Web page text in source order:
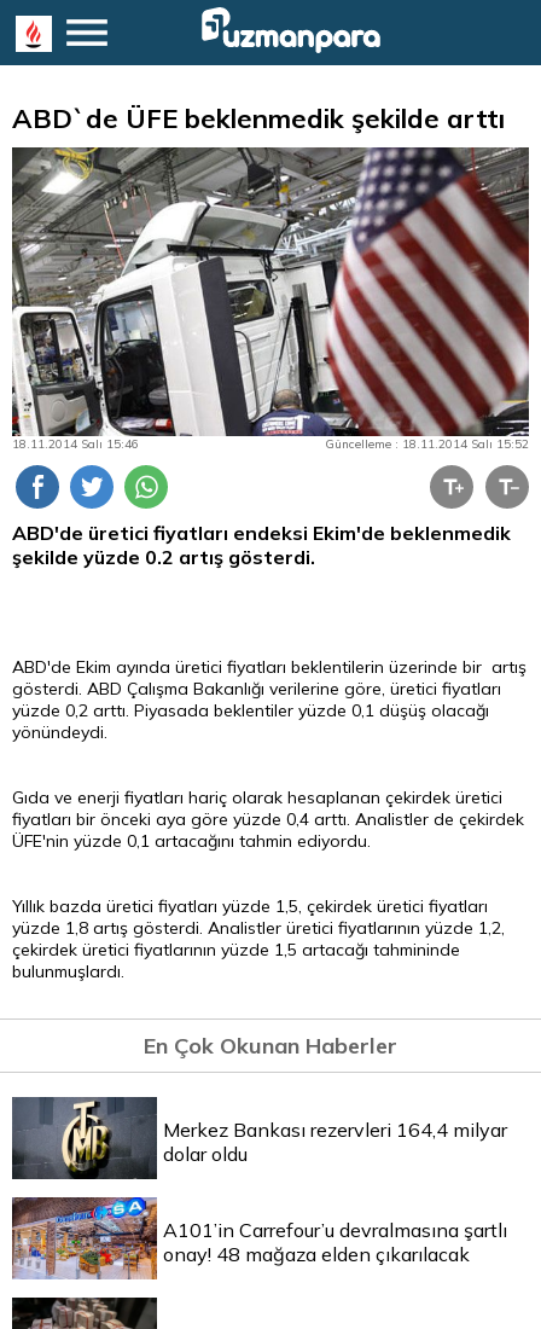
ABD`de ÜFE beklenmedik şekilde arttı
18.11.2014 Salı 15:46 Güncelleme : 18.11.2014 Salı 15:52
ABD'de üretici fiyatları endeksi Ekim'de beklenmedik
şekilde yüzde 0.2 artış gösterdi.
ABD'de Ekim ayında üretici fiyatları beklentilerin üzerinde bir artış
gösterdi. ABD Çalışma Bakanlığı verilerine göre, üretici fiyatları
yüzde 0,2 arttı. Piyasada beklentiler yüzde 0,1 düşüş olacağı
yönündeydi.
Gıda ve enerji fiyatları hariç olarak hesaplanan çekirdek üretici
fiyatları bir önceki aya göre yüzde 0,4 arttı. Analistler de çekirdek
ÜFE'nin yüzde 0,1 artacağını tahmin ediyordu.
Yıllık bazda üretici fiyatları yüzde 1,5, çekirdek üretici fiyatları
yüzde 1,8 artış gösterdi. Analistler üretici fiyatlarının yüzde 1,2,
çekirdek üretici fiyatlarının yüzde 1,5 artacağı tahmininde
bulunmuşlardı.
En Çok Okunan Haberler
Merkez Bankası rezervleri 164,4 milyar
dolar oldu
A101’in Carrefour’u devralmasına şartlı
onay! 48 mağaza elden çıkarılacak